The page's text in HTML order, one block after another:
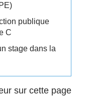
publique
C
stage dans la
sur cette page